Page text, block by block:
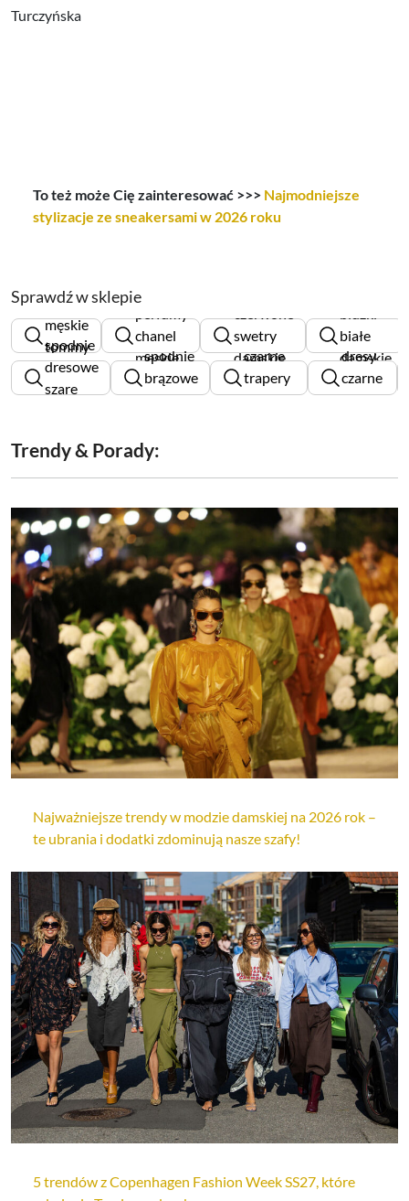
Turczyńska
To też może Cię zainteresować >>> Najmodniejsze
stylizacje ze sneakersami w 2026 roku
Sprawdź w sklepie
swetry
męskie
tommy
hilfiger
chanel
męskie
swetry
damskie
białe
damskie
spodnie
dresowe
szare
spodnie
brązowe
damskie
czarne
trapery
damskie
dresy
czarne
męskie
Trendy & Porady:
Najważniejsze trendy w modzie damskiej na 2026 rok –
te ubrania i dodatki zdominują nasze szafy!
5 trendów z Copenhagen Fashion Week SS27, które